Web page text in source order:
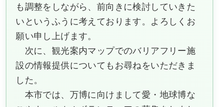
も調整をしながら、前向きに検討していきた
いというふうに考えております。よろしくお
願い申し上げます。
次に、観光案内マップでのバリアフリー施
設の情報提供についてもお尋ねをいただきま
した。
本市では、万博に向けまして愛・地球博な